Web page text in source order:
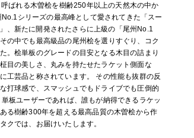
ばれる木曽桧を樹齢250年以上の天然木の中か
シリーズの最高峰として愛されてきた「スー
、新たに開発されたさらに上級の「尾州No.1
の中でも最高級品の尾州桧を選りすぐり、コク
。桧単板のグレードの目安となる木目の詰まり
目の美しさ、丸みを持たせたラケット側面な
工芸品と称されています。 その性能も抜群の反
打球感で、スマッシュでもドライブでも圧倒的
板ユーザーであれば、誰もが納得できるラケッ
る樹齢300年を超える最高品質の木曽桧から作
クでは、お届けいたします。